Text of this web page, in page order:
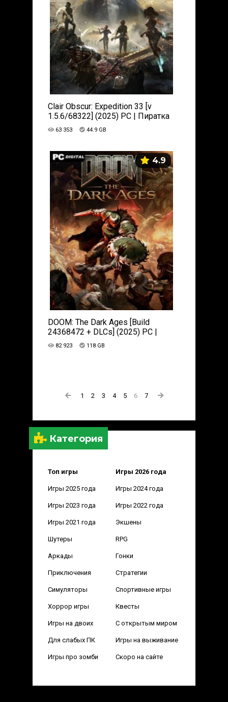
Категория
Топ игры Игры 2026 года
Игры 2025 года Игры 2024 года
Игры 2023 года Игры 2022 года
Игры 2021 года Экшены
Шутеры RPG
Аркады Гонки
Приключения Стратегии
Симуляторы Спортивные игры
Хоррор игры Квесты
Игры на двоих С открытым миром
Для слабых ПК Игры на выживание
Игры про зомби Скоро на сайте
Clair Obscur: Expedition 33 [v
1.5.6/68322] (2025) PC | Пиратка
63 353 44.9 GB
4.9
DOOM: The Dark Ages [Build
24368472 + DLCs] (2025) PC |
Пиратка
82 923 118 GB
1 2 3 4 5 6 7